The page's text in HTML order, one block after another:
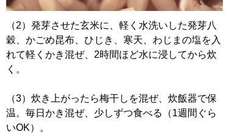
（2）発芽させた玄米に、軽く水洗いした発芽八
穀、かごめ昆布、ひじき、寒天、わじまの塩を入
れて軽くかき混ぜ、2時間ほど水に浸してから炊
く。
（3）炊き上がったら梅干しを混ぜ、炊飯器で保
温。毎日かき混ぜ、少しずつ食べる（1週間ぐら
いOK）。